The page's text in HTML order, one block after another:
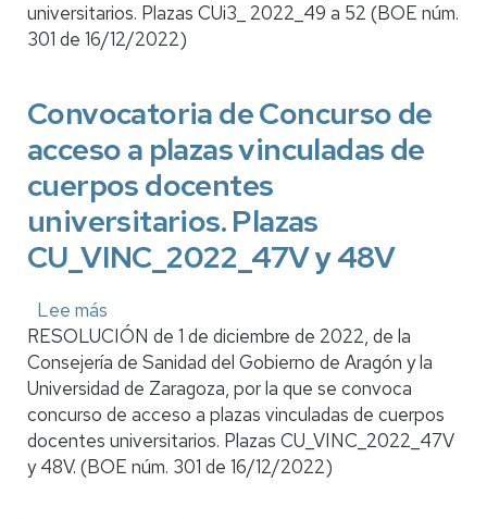
de
acceso
de
cuerpos
docentes
universitarios.
Plazas
CUi3_
2022_49
52
universitarios. Plazas CUi3_ 2022_49 a 52 (BOE núm.
301 de 16/12/2022)
Convocatoria de Concurso de
acceso a plazas vinculadas de
cuerpos docentes
universitarios. Plazas
CU_VINC_2022_47V y 48V
Lee más
Convocatoria
de
Concurso
de
acceso
a
RESOLUCIÓN de 1 de diciembre de 2022, de la
Consejería de Sanidad del Gobierno de Aragón y la
Universidad de Zaragoza, por la que se convoca
concurso de acceso a plazas vinculadas de cuerpos
docentes universitarios. Plazas CU_VINC_2022_47V
y 48V. (BOE núm. 301 de 16/12/2022)